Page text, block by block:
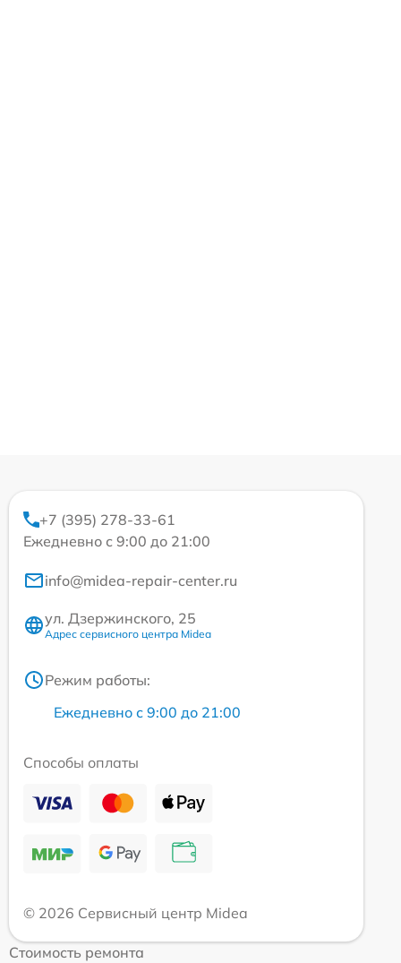
+7 (395) 278-33-61
Ежедневно с 9:00 до 21:00
info@midea-repair-center.ru
ул. Дзержинского, 25
Адрес сервисного центра Midea
Режим работы:
Ежедневно с 9:00 до 21:00
Способы оплаты
© 2026 Сервисный центр Midea
Стоимость ремонта